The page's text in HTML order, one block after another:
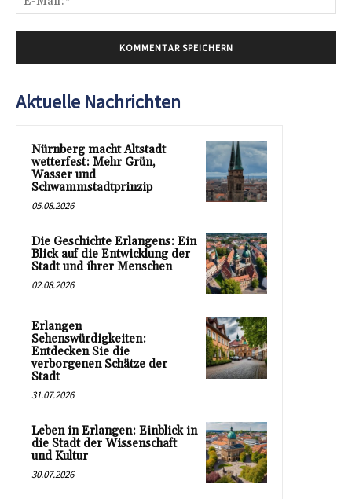
Aktuelle Nachrichten
Nürnberg macht Altstadt
wetterfest: Mehr Grün,
Wasser und
Schwammstadtprinzip
05.08.2026
Die Geschichte Erlangens: Ein
Blick auf die Entwicklung der
Stadt und ihrer Menschen
02.08.2026
Erlangen
Sehenswürdigkeiten:
Entdecken Sie die
verborgenen Schätze der
Stadt
31.07.2026
Leben in Erlangen: Einblick in
die Stadt der Wissenschaft
und Kultur
30.07.2026